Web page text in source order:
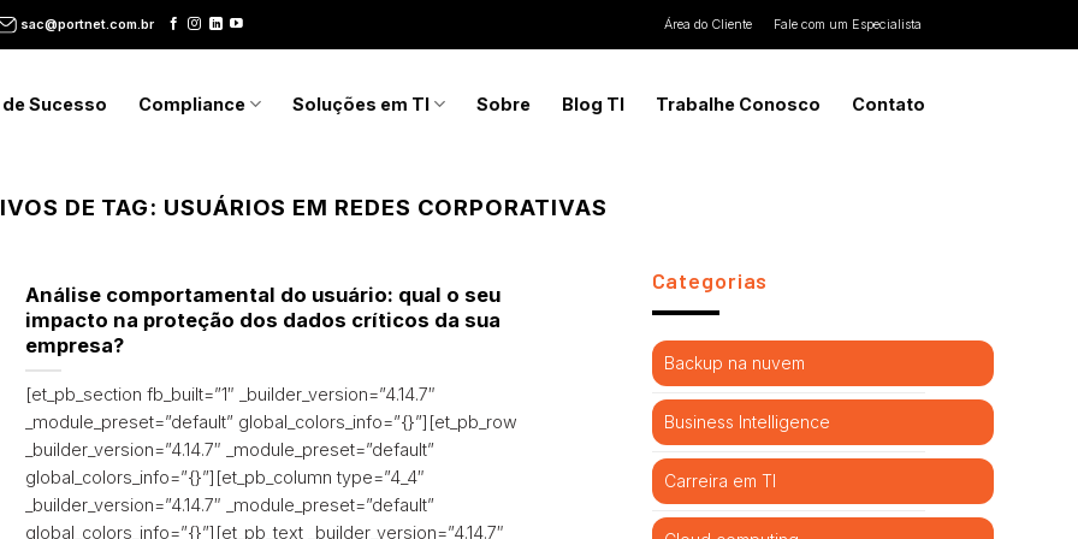
sac@portnet.com.br Área do Cliente Fale com um Especialista
Sucesso Compliance Soluções em TI Sobre Blog TI Trabalhe Conosco Contato
DE TAG: USUÁRIOS EM REDES CORPORATIVAS
Análise comportamental do usuário: qual o seu
impacto na proteção dos dados críticos da sua
empresa?
[et_pb_section fb_built=”1″ _builder_version=”4.14.7″
_module_preset=”default” global_colors_info=”{}”][et_pb_row
_builder_version=”4.14.7″ _module_preset=”default”
global_colors_info=”{}”][et_pb_column type=”4_4″
_builder_version=”4.14.7″ _module_preset=”default”
global_colors_info=”{}”][et_pb_text _builder_version=”4.14.7″
Categorias
Backup na nuvem
Business Intelligence
Carreira em TI